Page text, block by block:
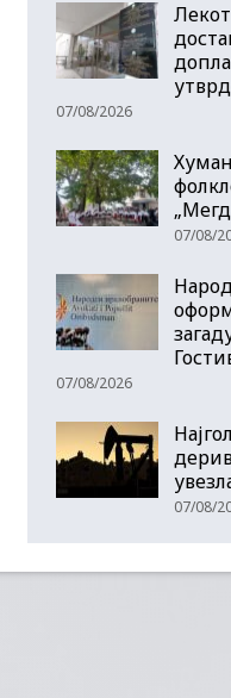
07/08/2026
07/08/
07/08/2026
07/08/